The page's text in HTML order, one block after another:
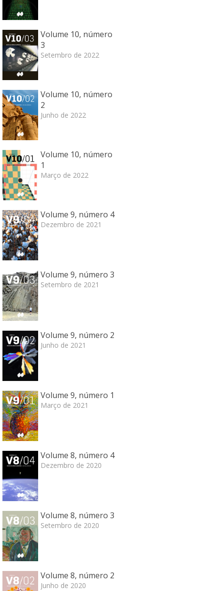
Volume 10, número
3
Setembro de 2022
Volume 10, número
2
Junho de 2022
Volume 10, número
1
Março de 2022
Volume 9, número 4
Dezembro de 2021
Volume 9, número 3
Setembro de 2021
Volume 9, número 2
Junho de 2021
Volume 9, número 1
Março de 2021
Volume 8, número 4
Dezembro de 2020
Volume 8, número 3
Setembro de 2020
Volume 8, número 2
Junho de 2020